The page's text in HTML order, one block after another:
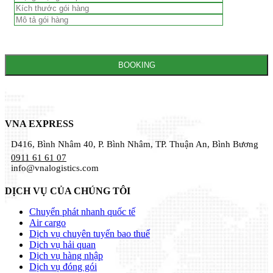
VNA EXPRESS
D416, Bình Nhâm 40, P. Bình Nhâm, TP. Thuận An, Bình Bương
0911 61 61 07
info@vnalogistics.com
DỊCH VỤ CỦA CHÚNG TÔI
Chuyển phát nhanh quốc tế
Air cargo
Dịch vụ chuyên tuyến bao thuế
Dịch vụ hải quan
Dịch vụ hàng nhập
Dịch vụ đóng gói